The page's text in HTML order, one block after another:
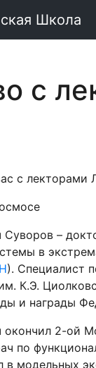
Школа
с
с
–
в
). Специалист
К.Э.
и награды
2-ой
по
в модельных